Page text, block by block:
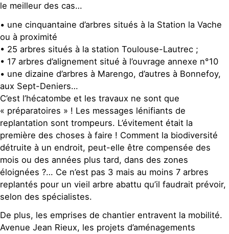
le meilleur des cas…
• une cinquantaine d’arbres situés à la Station la Vache
ou à proximité
• 25 arbres situés à la station Toulouse-Lautrec ;
• 17 arbres d’alignement situé à l’ouvrage annexe n°10
• une dizaine d’arbres à Marengo, d’autres à Bonnefoy,
aux Sept-Deniers…
C’est l’hécatombe et les travaux ne sont que
« préparatoires » ! Les messages lénifiants de
replantation sont trompeurs. L’évitement était la
première des choses à faire ! Comment la biodiversité
détruite à un endroit, peut-elle être compensée des
mois ou des années plus tard, dans des zones
éloignées ?… Ce n’est pas 3 mais au moins 7 arbres
replantés pour un vieil arbre abattu qu’il faudrait prévoir,
selon des spécialistes.
De plus, les emprises de chantier entravent la mobilité.
Avenue Jean Rieux, les projets d’aménagements